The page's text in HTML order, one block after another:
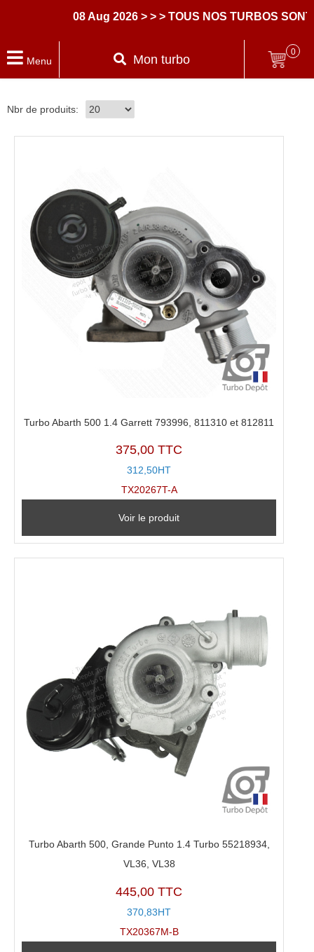
08 Aug 2026 > > > TOUS NOS TURBOS SONT
Menu Mon turbo
0
Nbr de produits:
Turbo Abarth 500 1.4 Garrett 793996, 811310 et 812811
375,00 TTC
312,50HT
TX20267T-A
Voir le produit
Turbo Abarth 500, Grande Punto 1.4 Turbo 55218934,
VL36, VL38
445,00 TTC
370,83HT
TX20367M-B